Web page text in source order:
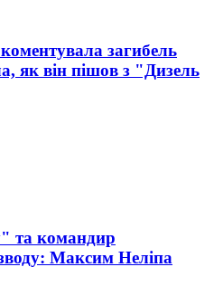
загибель
як він пішов з "Дизель
та командир
Максим Неліпа